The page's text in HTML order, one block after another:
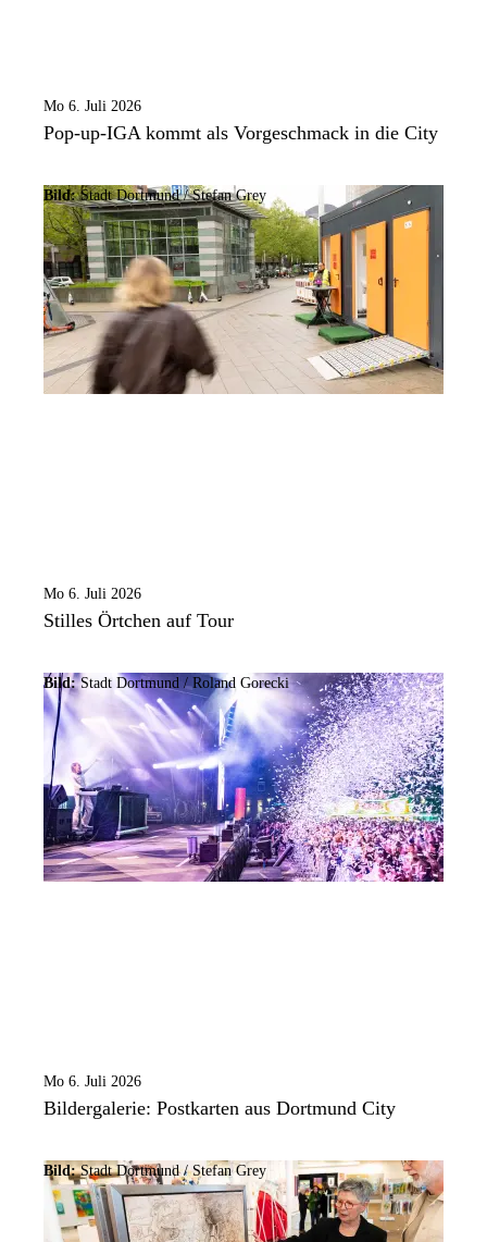
Mo 6. Juli 2026
Pop-up-IGA kommt als Vorgeschmack in die City
Bild:Stadt Dortmund /Stefan Grey
Mo 6. Juli 2026
Stilles Örtchen auf Tour
Bild:Stadt Dortmund / Roland Gorecki
Mo 6. Juli 2026
Bildergalerie: Postkarten aus Dortmund City
Bild:Stadt Dortmund /Stefan Grey